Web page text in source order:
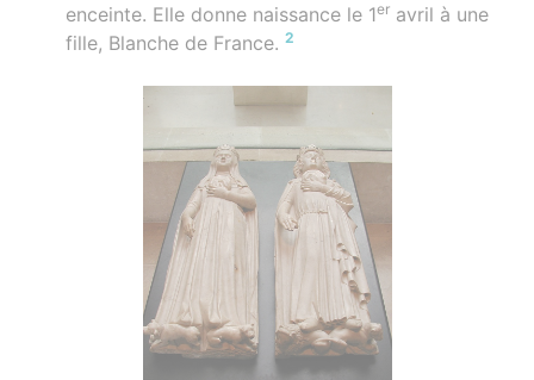
enceinte. Elle donne naissance le 1er avril à une
fille, Blanche de France. 2